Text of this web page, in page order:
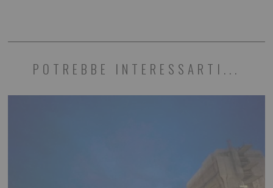
POTREBBE INTERESSARTI...